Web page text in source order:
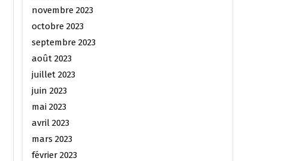
novembre 2023
octobre 2023
septembre 2023
août 2023
juillet 2023
juin 2023
mai 2023
avril 2023
mars 2023
février 2023